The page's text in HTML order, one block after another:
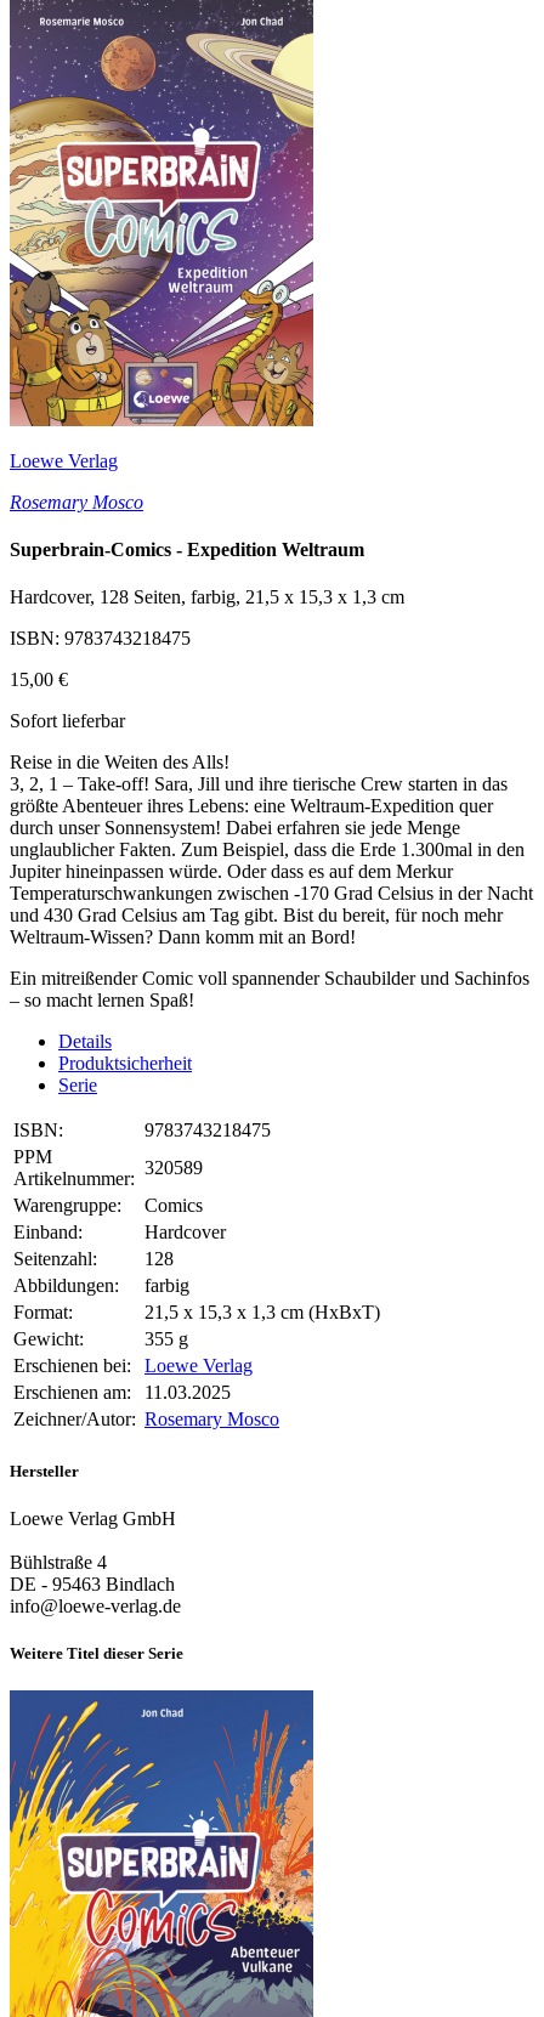
Loewe Verlag
Rosemary Mosco
Superbrain-Comics - Expedition Weltraum
Hardcover, 128 Seiten, farbig, 21,5 x 15,3 x 1,3 cm
ISBN: 9783743218475
15,00 €
Sofort lieferbar
Reise in die Weiten des Alls!
3, 2, 1 – Take-off! Sara, Jill und ihre tierische Crew starten in das
größte Abenteuer ihres Lebens: eine Weltraum-Expedition quer
durch unser Sonnensystem! Dabei erfahren sie jede Menge
unglaublicher Fakten. Zum Beispiel, dass die Erde 1.300mal in den
Jupiter hineinpassen würde. Oder dass es auf dem Merkur
Temperaturschwankungen zwischen -170 Grad Celsius in der Nacht
und 430 Grad Celsius am Tag gibt. Bist du bereit, für noch mehr
Weltraum-Wissen? Dann komm mit an Bord!
Ein mitreißender Comic voll spannender Schaubilder und Sachinfos
– so macht lernen Spaß!
Details
Produktsicherheit
Serie
ISBN:
9783743218475
PPM
Artikelnummer:
320589
Warengruppe:
Comics
Einband:
Hardcover
Seitenzahl:
128
Abbildungen:
farbig
Format:
21,5 x 15,3 x 1,3 cm (HxBxT)
Gewicht:
355 g
Erschienen bei:
Loewe Verlag
Erschienen am:
11.03.2025
Zeichner/Autor: Rosemary Mosco
Hersteller
Loewe Verlag GmbH
Bühlstraße 4
DE - 95463 Bindlach
info@loewe-verlag.de
Weitere Titel dieser Serie